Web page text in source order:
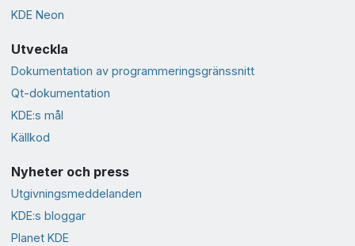
KDE Neon
Utveckla
Dokumentation av programmeringsgränssnitt
Qt-dokumentation
KDE:s mål
Källkod
Nyheter och press
Utgivningsmeddelanden
KDE:s bloggar
Planet KDE